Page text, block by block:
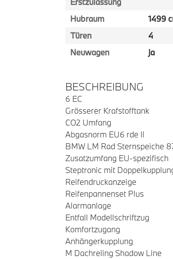
Hubraum
1499
Türen
4
Neuwagen
ja
BESCHREIBUNG
6 EC
Grösserer Krafstofftank
CO2 Umfang
Abgasnorm EU6 rde II
BMW LM Rad Sternspeiche
Zusatzumfang EU-spezifisch
Steptronic mit
Reifendruckanzeige
Reifenpannenset Plus
Alarmanlage
Entfall Modellschriftzug
Komfortzugang
Anhängerkupplung
M Dachreling Shadow Line